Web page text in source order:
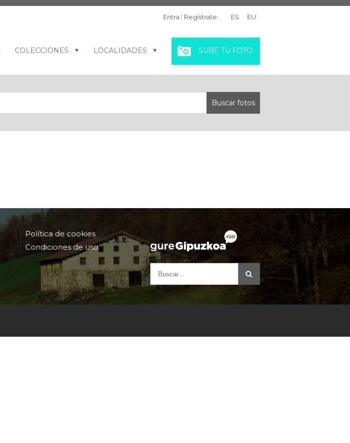
Entra | Regístrate ES EU
COLECCIONES LOCALIDADES SUBE TU FOTO
Política de cookies
Condiciones de uso